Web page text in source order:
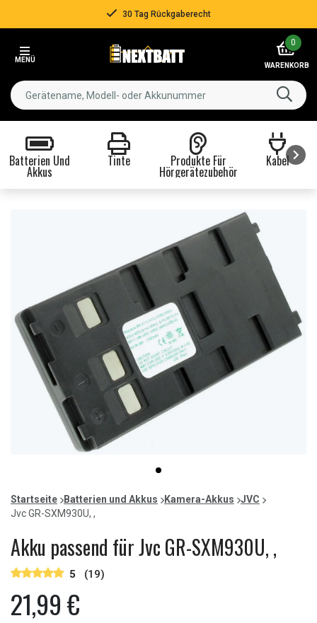
30 Tag Rückgaberecht
MENÜ
0
WARENKORB
Batterien Und
Akkus
Tinte Produkte Für
Hörgerätezubehör
Kabel
item
0
of
1
Startseite Batterien und Akkus Kamera-Akkus
JVC
Jvc GR-SXM930U, ,
Akku passend für Jvc GR-SXM930U, ,
5 (19)
21,99 €